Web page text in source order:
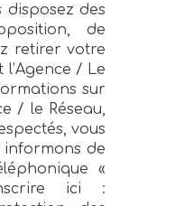
des
de
retirer votre
/ Le
sur
/ le Réseau,
vous
informons de
«
ici :